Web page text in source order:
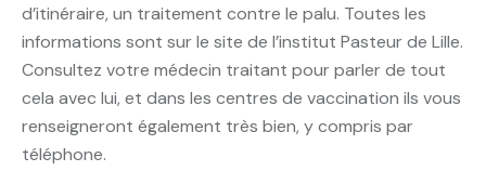
d’itinéraire, un traitement contre le palu. Toutes les
informations sont sur le site de l’institut Pasteur de Lille.
Consultez votre médecin traitant pour parler de tout
cela avec lui, et dans les centres de vaccination ils vous
renseigneront également très bien, y compris par
téléphone.